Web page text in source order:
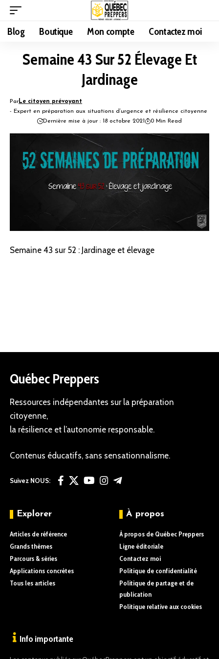
Blog Boutique Mon compte Contactez moi
Semaine 43 Sur 52 Élevage Et
Jardinage
ParLe citoyen prévoyant
- Expert en préparation aux situations d’urgence et résilience citoyenne
Dernière mise à jour : 18 octobre 2021
0 Min Read
Semaine 43 sur 52 : Jardinage et élevage
Québec Preppers
Ressources indépendantes sur la préparation
citoyenne,
la résilience et l’autonomie responsable.
Contenus éducatifs, sans sensationnalisme.
Suivez NOUS:
Explorer
Articles de référence
Grands thèmes
Parcours & séries
Applications concrètes
Tous les articles
À propos
À propos de Québec Preppers
Ligne éditoriale
Contactez moi
Politique de confidentialité
Politique de partage et de
publication
Politique relative aux cookies
Info importante